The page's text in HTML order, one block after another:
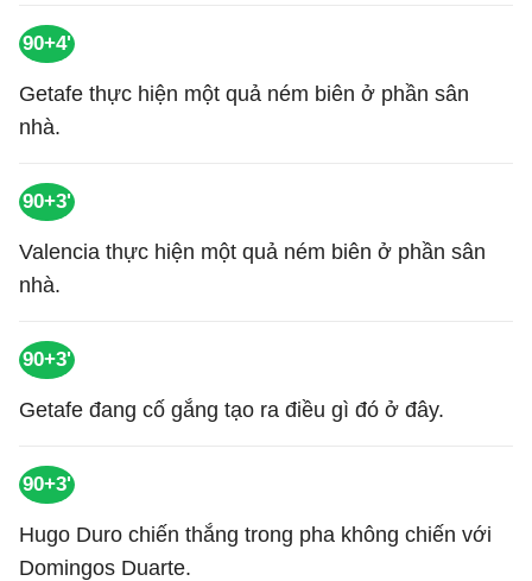
90+4'
Getafe thực hiện một quả ném biên ở phần sân
nhà.
90+3'
Valencia thực hiện một quả ném biên ở phần sân
nhà.
90+3'
Getafe đang cố gắng tạo ra điều gì đó ở đây.
90+3'
Hugo Duro chiến thắng trong pha không chiến với
Domingos Duarte.